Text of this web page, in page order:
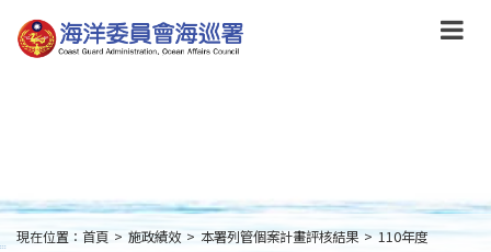
到
主
:::
現在位置： 首頁 > 施政績效 > 本署列管個案計畫評核結果 > 110年度